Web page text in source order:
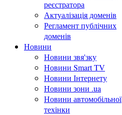
реєстратора
Актуалізація доменів
Регламент публічних
доменів
Новини
Новини звя'зку
Новини Smart TV
Новини Інтернету
Новини зони .ua
Новини автомобільної
техінки